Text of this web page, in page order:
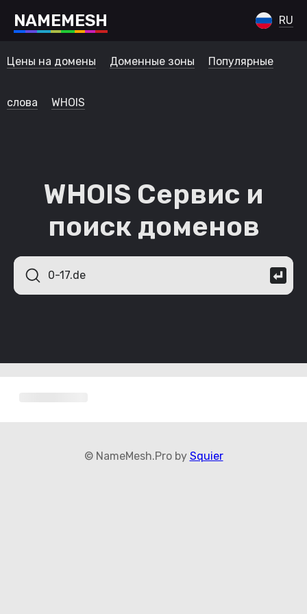
NAMEMESH RU
Цены на домены Доменные зоны Популярные
слова WHOIS
WHOIS Сервис и
поиск доменов
© NameMesh.Pro by Squier